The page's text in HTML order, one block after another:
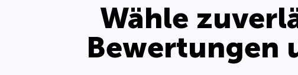
Wähle
Bewertungen